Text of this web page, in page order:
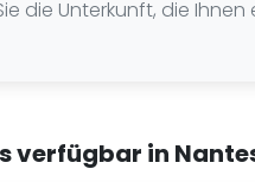
die Unterkunft, die
verfügbar in